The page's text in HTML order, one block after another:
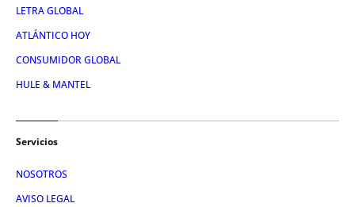
LETRA GLOBAL
ATLÁNTICO HOY
CONSUMIDOR GLOBAL
HULE & MANTEL
Servicios
NOSOTROS
AVISO LEGAL